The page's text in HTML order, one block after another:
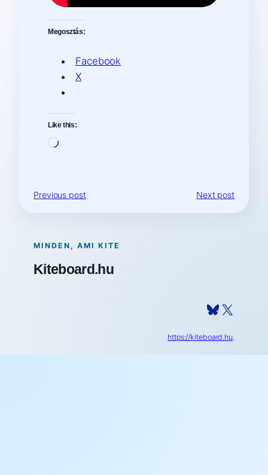
Megosztás:
Facebook
X
Like this:
Loading…
Previous post Next post
MINDEN, AMI KITE
Kiteboard.hu
Bluesky X
https://kiteboard.hu.